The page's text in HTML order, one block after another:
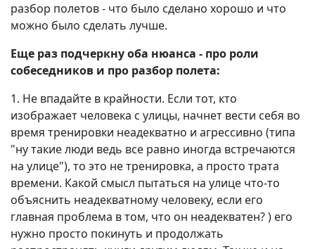
разбор полетов - что было сделано хорошо и что
можно было сделать лучше.
Еще раз подчеркну оба нюанса - про роли
собеседников и про разбор полета:
1. Не впадайте в крайности. Если тот, кто
изображает человека с улицы, начнет вести себя во
время тренировки неадекватно и агрессивно (типа
"ну такие люди ведь все равно иногда встречаются
на улице"), то это не тренировка, а просто трата
времени. Какой смысл пытаться на улице что-то
объяснить неадекватному человеку, если его
главная проблема в том, что он неадекватен? ) его
нужно просто покинуть и продолжать